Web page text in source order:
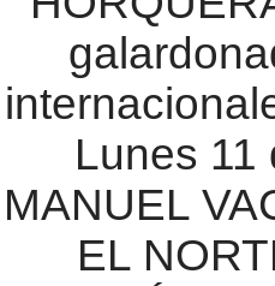
Lunes 11
MANUEL
EL